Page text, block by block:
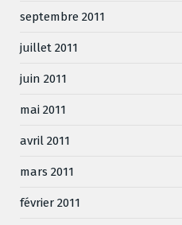
septembre 2011
juillet 2011
juin 2011
mai 2011
avril 2011
mars 2011
février 2011